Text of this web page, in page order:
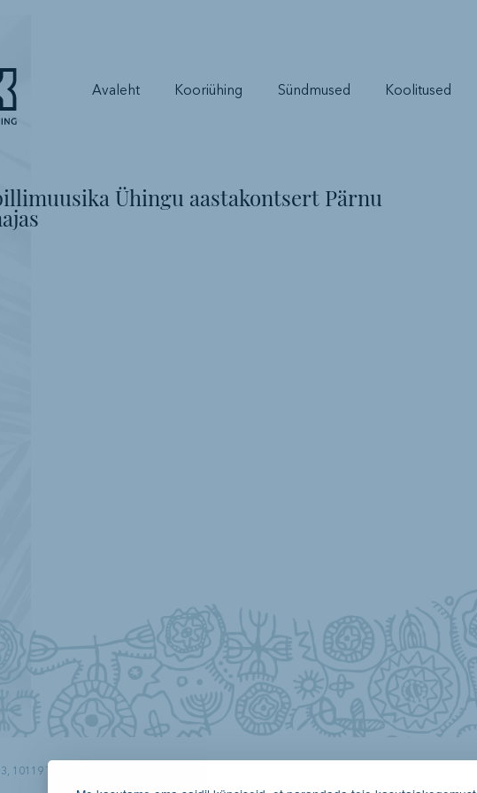
Avaleht Kooriühing Sündmused Koolitused
Ühingu aastakontsert Pärnu
10119 Tallinn